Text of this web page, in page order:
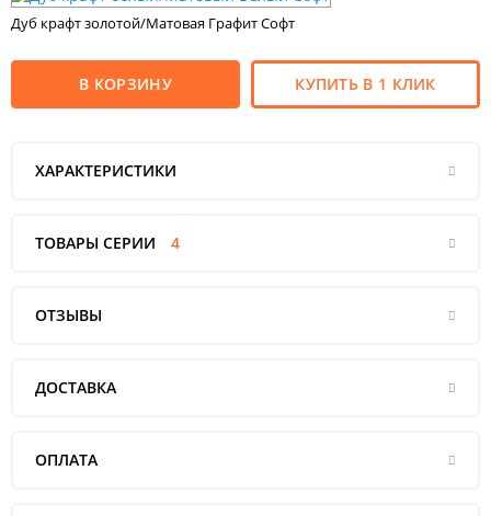
Дуб крафт золотой/Матовая Графит Софт
В КОРЗИНУ КУПИТЬ В 1 КЛИК
ХАРАКТЕРИСТИКИ
ТОВАРЫ СЕРИИ 4
ОТЗЫВЫ
ДОСТАВКА
ОПЛАТА